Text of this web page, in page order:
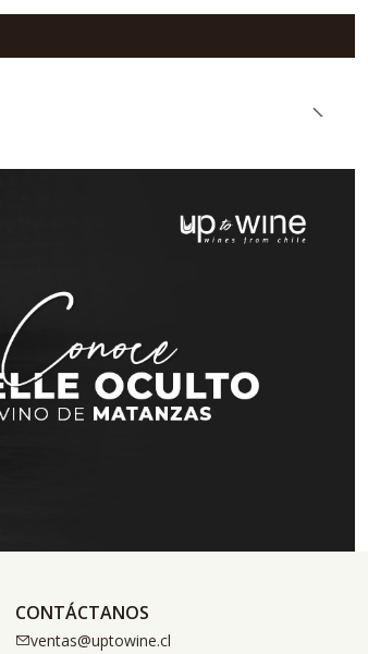
CONTÁCTANOS
ventas@uptowine.cl